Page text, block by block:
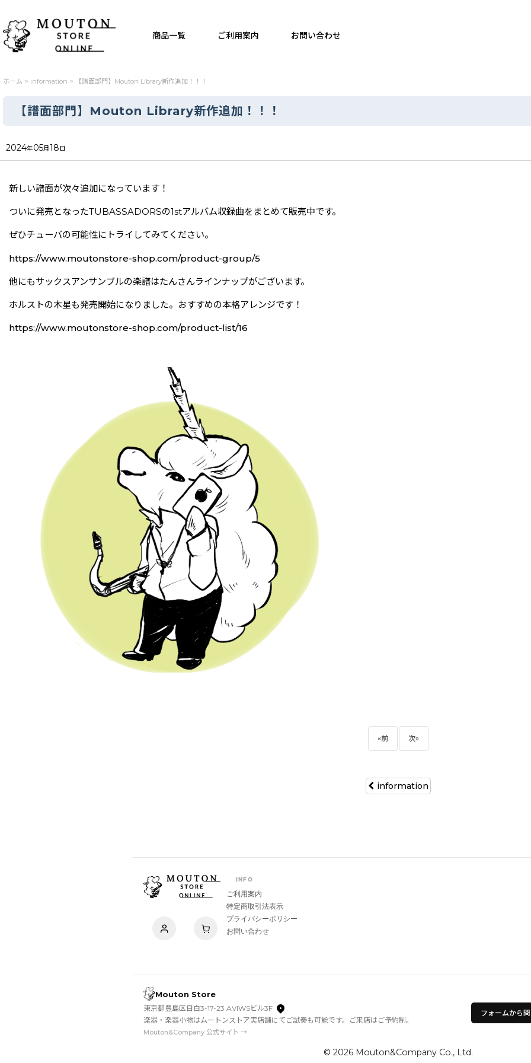
商品一覧 ご利用案内 お問い合わせ
ホーム > information > 【譜面部門】Mouton Library新作追加！！！
【譜面部門】Mouton Library新作追加！！！
2024年05月18日
新しい譜面が次々追加になっています！
ついに発売となったTUBASSADORSの1stアルバム収録曲をまとめて販売中です。
ぜひチューバの可能性にトライしてみてください。
https://www.moutonstore-shop.com/product-group/5
他にもサックスアンサンブルの楽譜はたんさんラインナップがございます。
ホルストの木星も発売開始になりました。おすすめの本格アレンジです！
https://www.moutonstore-shop.com/product-list/16
«前 次»
information
INFO
ご利用案内
特定商取引法表示
プライバシーポリシー
お問い合わせ
Mouton Store
東京都豊島区目白3-17-23 AVIWSビル3F
楽器・楽器小物はムートンストア実店舗にてご試奏も可能です。ご来店はご予約制。
Mouton&Company 公式サイト →
フォームから
© 2026 Mouton&Company Co., Ltd.